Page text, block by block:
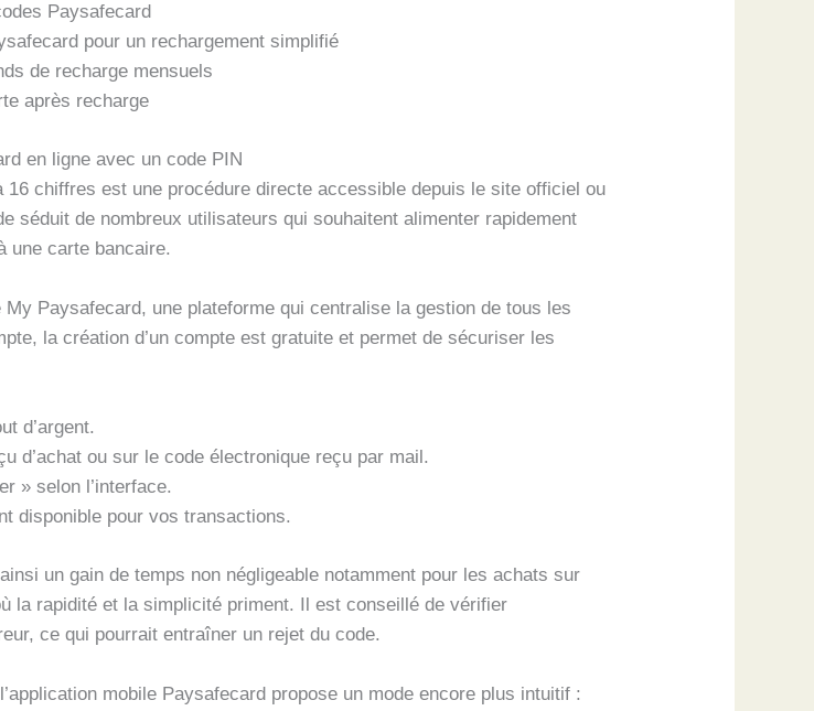
Paysafecard
pour un rechargement simplifié
de recharge mensuels
après recharge
en ligne avec un code PIN
chiffres est une procédure directe accessible depuis le site officiel ou
séduit de nombreux utilisateurs qui souhaitent alimenter rapidement
une carte bancaire.
Paysafecard, une plateforme qui centralise la gestion de tous les
la création d’un compte est gratuite et permet de sécuriser les
d’argent.
d’achat ou sur le code électronique reçu par mail.
» selon l’interface.
disponible pour vos transactions.
un gain de temps non négligeable notamment pour les achats sur
la rapidité et la simplicité priment. Il est conseillé de vérifier
ce qui pourrait entraîner un rejet du code.
mobile Paysafecard propose un mode encore plus intuitif :